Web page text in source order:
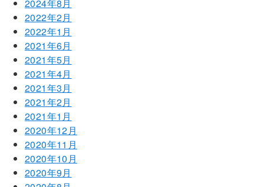
2024年8月
2022年2月
2022年1月
2021年6月
2021年5月
2021年4月
2021年3月
2021年2月
2021年1月
2020年12月
2020年11月
2020年10月
2020年9月